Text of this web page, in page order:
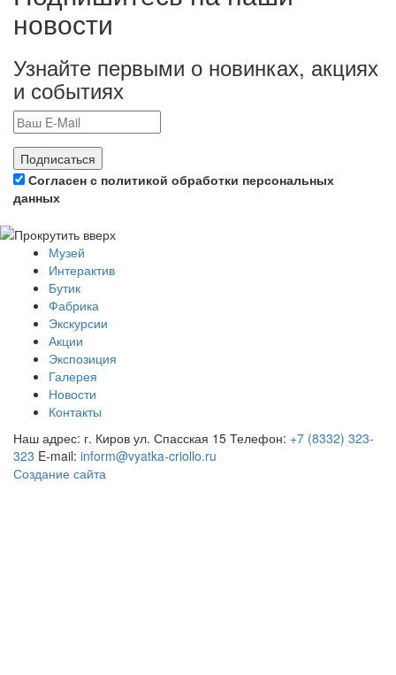
новости
Узнайте первыми о новинках, акциях
и событиях
Подписаться
Согласен с политикой обработки персональных
данных
Музей
Интерактив
Бутик
Фабрика
Экскурсии
Акции
Экспозиция
Галерея
Новости
Контакты
Наш адрес: г. Киров ул. Спасская 15 Телефон: +7 (8332) 323-
323 E-mail: inform@vyatka-criollo.ru
Создание сайта